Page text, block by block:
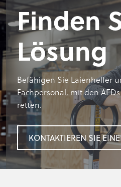
Finden
Lösung
Befähigen Sie Laienhelfer
Fachpersonal, mit den
retten.
KONTAKTIEREN SIE